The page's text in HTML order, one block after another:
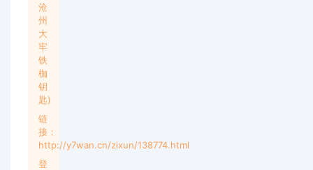
沧
州
大
牢
铁
枷
钥
匙)
链
接：
http://y7wan.cn/zixun/138774.html
登